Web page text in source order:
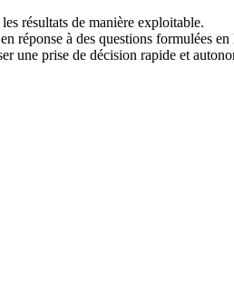
résultats de manière exploitable.
réponse à des questions formulées en
une prise de décision rapide et